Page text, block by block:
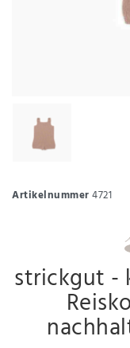
Artikelnummer4721
strickgut -